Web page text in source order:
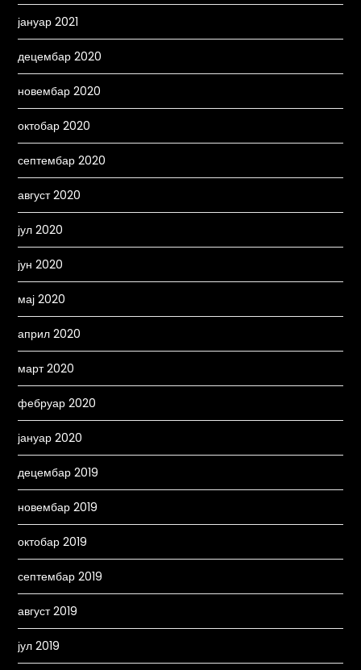
јануар 2021
децембар 2020
новембар 2020
октобар 2020
септембар 2020
август 2020
јул 2020
јун 2020
мај 2020
април 2020
март 2020
фебруар 2020
јануар 2020
децембар 2019
новембар 2019
октобар 2019
септембар 2019
август 2019
јул 2019